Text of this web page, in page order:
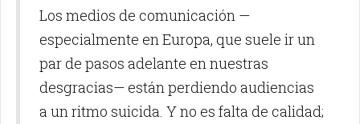
Los medios de comunicación —
especialmente en Europa, que suele ir un
par de pasos adelante en nuestras
desgracias— están perdiendo audiencias
a un ritmo suicida. Y no es falta de calidad;